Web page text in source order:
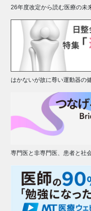
26年度改定から読む医療の未
はかないが故に尊い運動器の
専門医と非専門医、患者と社